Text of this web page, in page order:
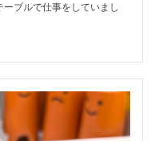
ブルで仕事をしていまし